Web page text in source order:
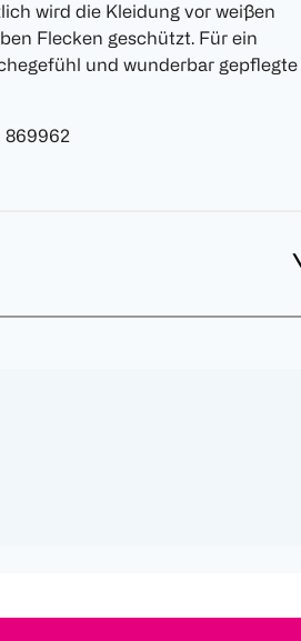
wird die Kleidung vor weißen
Flecken geschützt. Für ein
und wunderbar gepflegte
869962